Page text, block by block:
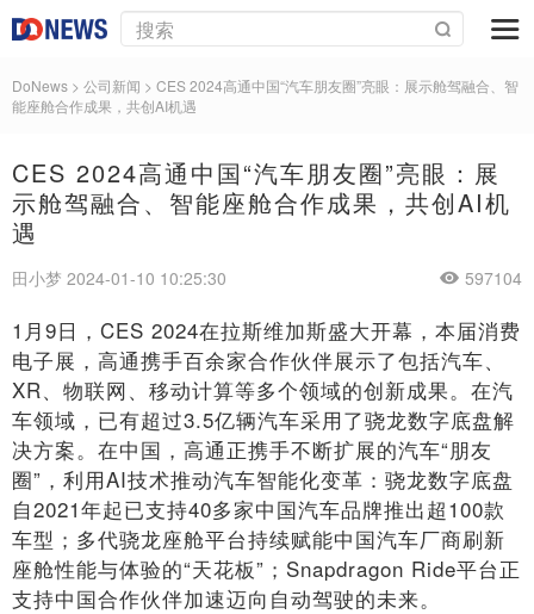
DoNews > 公司新闻 > CES 2024高通中国“汽车朋友圈”亮眼：展示舱驾融合、智
能座舱合作成果，共创AI机遇
CES 2024高通中国“汽车朋友圈”亮眼：展
示舱驾融合、智能座舱合作成果，共创AI机
遇
田小梦 2024-01-10 10:25:30 597104
1月9日，CES 2024在拉斯维加斯盛大开幕，本届消费
电子展，高通携手百余家合作伙伴展示了包括汽车、
XR、物联网、移动计算等多个领域的创新成果。在汽
车领域，已有超过3.5亿辆汽车采用了骁龙数字底盘解
决方案。在中国，高通正携手不断扩展的汽车“朋友
圈”，利用AI技术推动汽车智能化变革：骁龙数字底盘
自2021年起已支持40多家中国汽车品牌推出超100款
车型；多代骁龙座舱平台持续赋能中国汽车厂商刷新
座舱性能与体验的“天花板”；Snapdragon Ride平台正
支持中国合作伙伴加速迈向自动驾驶的未来。